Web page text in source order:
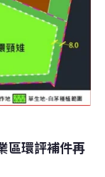
區環評補件再